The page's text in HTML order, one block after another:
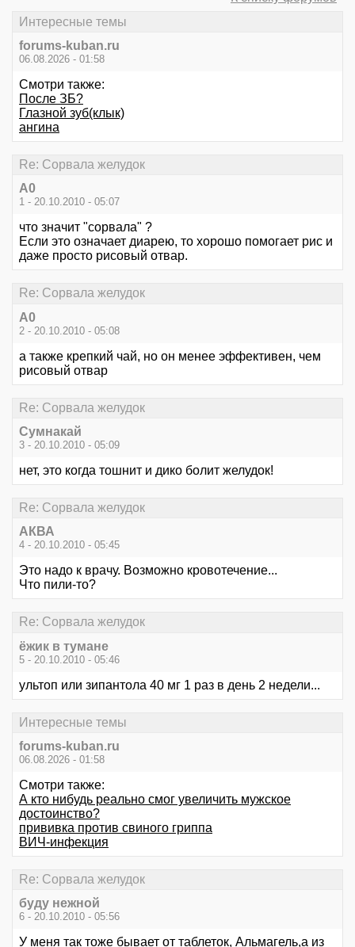
Интересные темы
forums-kuban.ru
06.08.2026 - 01:58
Смотри также:
После ЗБ?
Глазной зуб(клык)
ангина
Re: Сорвала желудок
А0
1 - 20.10.2010 - 05:07
что значит "сорвала" ?
Если это означает диарею, то хорошо помогает рис и
даже просто рисовый отвар.
Re: Сорвала желудок
А0
2 - 20.10.2010 - 05:08
а также крепкий чай, но он менее эффективен, чем
рисовый отвар
Re: Сорвала желудок
Сумнакай
3 - 20.10.2010 - 05:09
нет, это когда тошнит и дико болит желудок!
Re: Сорвала желудок
АКВА
4 - 20.10.2010 - 05:45
Это надо к врачу. Возможно кровотечение...
Что пили-то?
Re: Сорвала желудок
ёжик в тумане
5 - 20.10.2010 - 05:46
ультоп или зипантола 40 мг 1 раз в день 2 недели...
Интересные темы
forums-kuban.ru
06.08.2026 - 01:58
Смотри также:
А кто нибудь реально смог увеличить мужское
достоинство?
прививка против свиного гриппа
ВИЧ-инфекция
Re: Сорвала желудок
буду нежной
6 - 20.10.2010 - 05:56
У меня так тоже бывает от таблеток, Альмагель,а из